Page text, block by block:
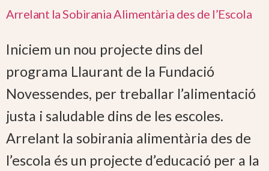
Arrelant la Sobirania Alimentària des de l’Escola
Iniciem un nou projecte dins del
programa Llaurant de la Fundació
Novessendes, per treballar l’alimentació
justa i saludable dins de les escoles.
Arrelant la sobirania alimentària des de
l’escola és un projecte d’educació per a la